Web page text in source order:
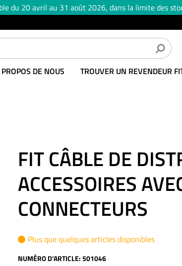
du 20 avril au 31 août 2026, dans la limite des
DE NOUS TROUVER UN REVENDEUR
FIT CÂBLE DE
ACCESSOIRES
CONNECTEURS
Plus que quelques articles disponibles
NUMÉRO D’ARTICLE:501046